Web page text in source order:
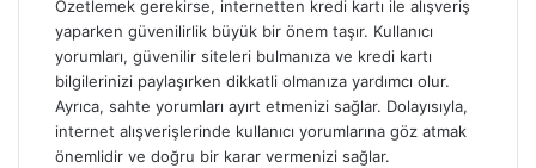
Özetlemek gerekirse, internetten kredi kartı ile alışveriş
yaparken güvenilirlik büyük bir önem taşır. Kullanıcı
yorumları, güvenilir siteleri bulmanıza ve kredi kartı
bilgilerinizi paylaşırken dikkatli olmanıza yardımcı olur.
Ayrıca, sahte yorumları ayırt etmenizi sağlar. Dolayısıyla,
internet alışverişlerinde kullanıcı yorumlarına göz atmak
önemlidir ve doğru bir karar vermenizi sağlar.